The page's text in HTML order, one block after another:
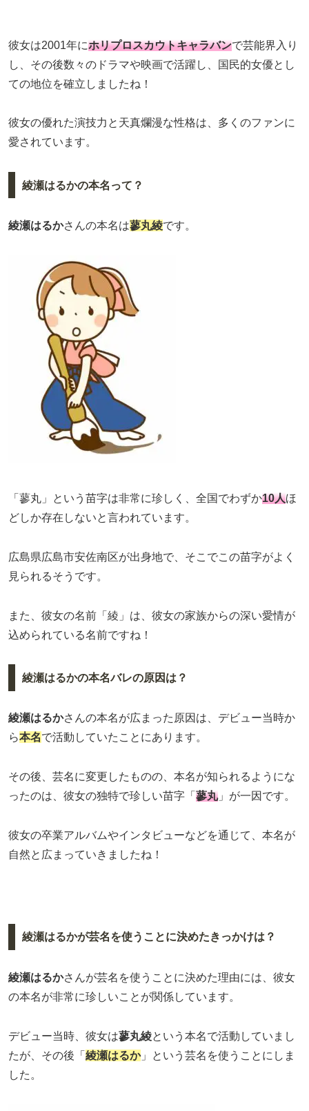
彼女は2001年にホリプロスカウトキャラバンで芸能界入り
し、その後数々のドラマや映画で活躍し、国民的女優とし
ての地位を確立しましたね！
彼女の優れた演技力と天真爛漫な性格は、多くのファンに
愛されています。
綾瀬はるかの本名って？
綾瀬はるかさんの本名は蓼丸綾です。
「蓼丸」という苗字は非常に珍しく、全国でわずか10人ほ
どしか存在しないと言われています。
広島県広島市安佐南区が出身地で、そこでこの苗字がよく
見られるそうです。
また、彼女の名前「綾」は、彼女の家族からの深い愛情が
込められている名前ですね！
綾瀬はるかの本名バレの原因は？
綾瀬はるかさんの本名が広まった原因は、デビュー当時か
ら本名で活動していたことにあります。
その後、芸名に変更したものの、本名が知られるようにな
ったのは、彼女の独特で珍しい苗字「 蓼丸」が一因です。
彼女の卒業アルバムやインタビューなどを通じて、本名が
自然と広まっていきましたね！
綾瀬はるかが芸名を使うことに決めたきっかけは？
綾瀬はるかさんが芸名を使うことに決めた理由には、彼女
の本名が非常に珍しいことが関係しています。
デビュー当時、彼女は蓼丸綾という本名で活動していまし
たが、その後「 綾瀬はるか」という芸名を使うことにしま
した。